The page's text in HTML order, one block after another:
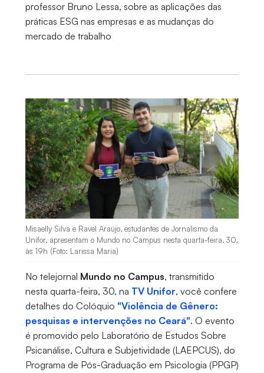
professor Bruno Lessa, sobre as aplicações das
práticas ESG nas empresas e as mudanças do
mercado de trabalho
Misaelly Silva e Ravel Araújo, estudantes de Jornalismo da
Unifor, apresentam o Mundo no Campus nesta quarta-feira, 30,
às 19h (Foto: Larissa Maria)
No telejornal Mundo no Campus, transmitido
nesta quarta-feira, 30, na TV Unifor, você confere
detalhes do Colóquio "Violência de Gênero:
pesquisas e intervenções no Ceará". O evento
é promovido pelo Laboratório de Estudos Sobre
Psicanálise, Cultura e Subjetividade (LAEPCUS), do
Programa de Pós-Graduação em Psicologia (PPGP)